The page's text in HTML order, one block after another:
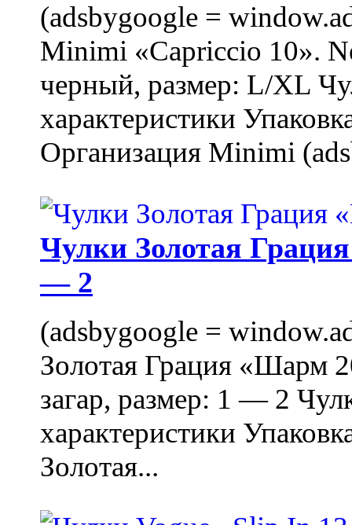
(adsbygoogle =
Minimi «Capriccio 10».
черный, размер: L/XL
характеристики
Организация Minimi
Чулки Золотая
— 2
(adsbygoogle =
Золотая Грация «Шарм
загар, размер: 1 — 2
характеристики
Золотая...